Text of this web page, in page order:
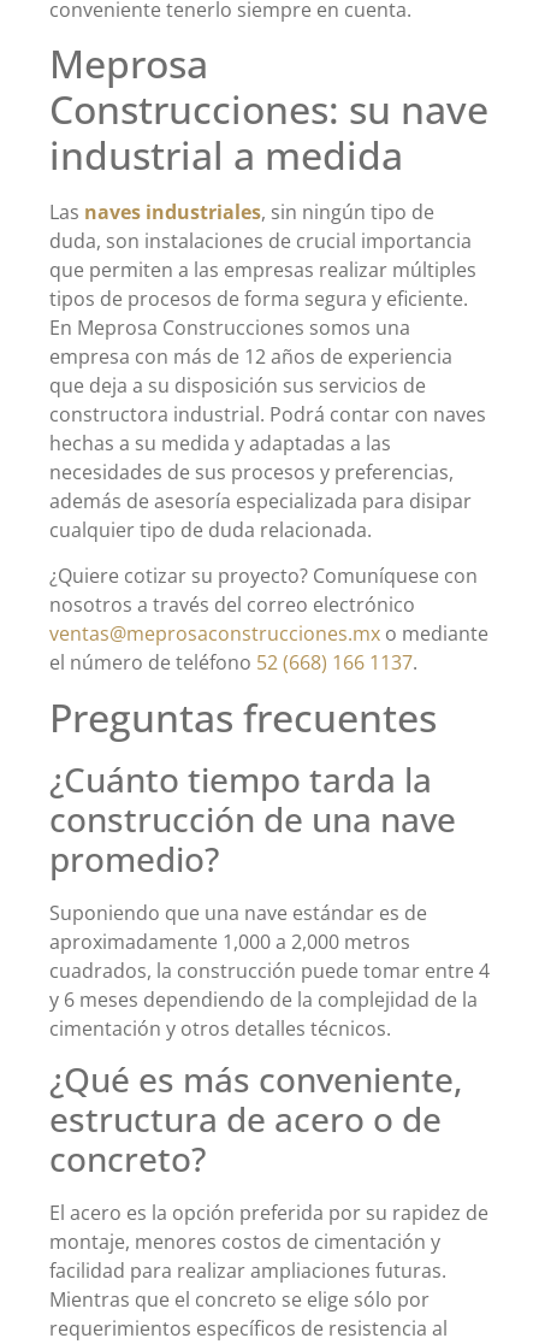
conveniente tenerlo siempre en cuenta.
Meprosa
Construcciones: su nave
industrial a medida
Las naves industriales, sin ningún tipo de
duda, son instalaciones de crucial importancia
que permiten a las empresas realizar múltiples
tipos de procesos de forma segura y eficiente.
En Meprosa Construcciones somos una
empresa con más de 12 años de experiencia
que deja a su disposición sus servicios de
constructora industrial. Podrá contar con naves
hechas a su medida y adaptadas a las
necesidades de sus procesos y preferencias,
además de asesoría especializada para disipar
cualquier tipo de duda relacionada.
¿Quiere cotizar su proyecto? Comuníquese con
nosotros a través del correo electrónico
ventas@meprosaconstrucciones.mx o mediante
el número de teléfono 52 (668) 166 1137.
Preguntas frecuentes
¿Cuánto tiempo tarda la
construcción de una nave
promedio?
Suponiendo que una nave estándar es de
aproximadamente 1,000 a 2,000 metros
cuadrados, la construcción puede tomar entre 4
y 6 meses dependiendo de la complejidad de la
cimentación y otros detalles técnicos.
¿Qué es más conveniente,
estructura de acero o de
concreto?
El acero es la opción preferida por su rapidez de
montaje, menores costos de cimentación y
facilidad para realizar ampliaciones futuras.
Mientras que el concreto se elige sólo por
requerimientos específicos de resistencia al